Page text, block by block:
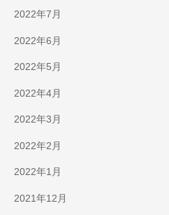
2022年7月
2022年6月
2022年5月
2022年4月
2022年3月
2022年2月
2022年1月
2021年12月